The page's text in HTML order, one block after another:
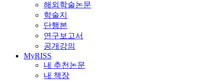
해외학술논문
학술지
단행본
연구보고서
공개강의
MyRISS
내 추천논문
내 책장